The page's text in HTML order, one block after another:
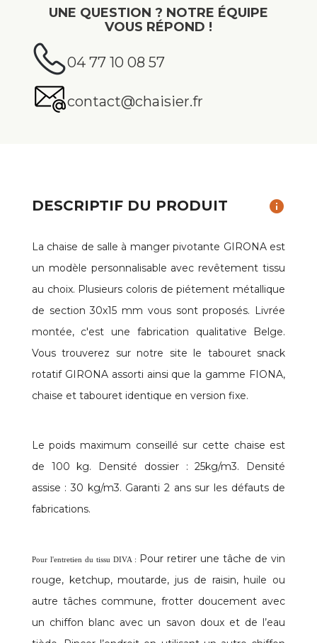
UNE QUESTION ? NOTRE ÉQUIPE
VOUS RÉPOND !
04 77 10 08 57
contact@chaisier.fr
DESCRIPTIF DU PRODUIT info
La chaise de salle à manger pivotante GIRONA est
un modèle personnalisable avec revêtement tissu
au choix. Plusieurs coloris de piétement métallique
de section 30x15 mm vous sont proposés. Livrée
montée, c'est une fabrication qualitative Belge.
Vous trouverez sur notre site le tabouret snack
rotatif GIRONA assorti ainsi que la gamme FIONA,
chaise et tabouret identique en version fixe.
Le poids maximum conseillé sur cette chaise est
de 100 kg. Densité dossier : 25kg/m3. Densité
assise : 30 kg/m3. Garanti 2 ans sur les défauts de
fabrications.
Pour l'entretien du tissu DIVA : Pour retirer une tâche de vin
rouge, ketchup, moutarde, jus de raisin, huile ou
autre tâches commune, frotter doucement avec
un chiffon blanc avec un savon doux et de l’eau